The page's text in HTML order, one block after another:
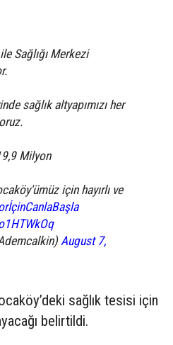
Sağlığı Merkezi
sağlık altyapımızı her
Milyon
için hayırlı ve
August 7,
sağlık tesisi için
belirtildi.